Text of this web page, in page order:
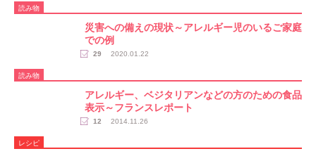
読み物
災害への備えの現状～アレルギー児のいるご家庭
での例
29 2020.01.22
読み物
アレルギー、ベジタリアンなどの方のための食品
表示～フランスレポート
12 2014.11.26
レシピ